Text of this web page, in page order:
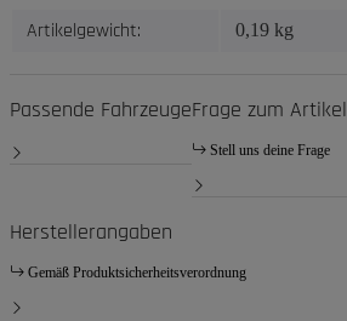
Artikelgewicht: 0,19 kg
Passende FahrzeugeFrage zum Artikel
Stell uns deine Frage
Herstellerangaben
Gemäß Produktsicherheitsverordnung